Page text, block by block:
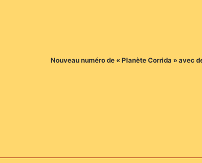
Nouveau numéro de « Planète Corrida » avec